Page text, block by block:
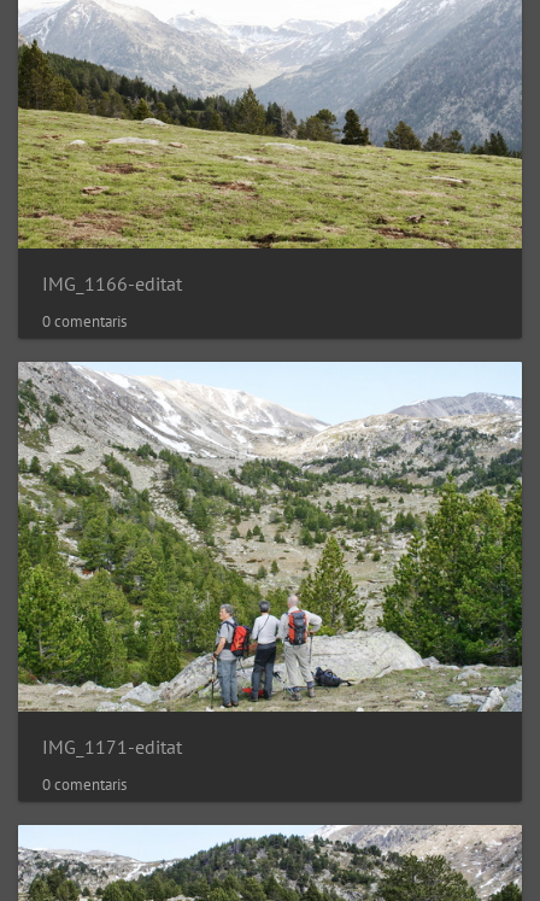
IMG_1166-editat
0 comentaris
IMG_1171-editat
0 comentaris